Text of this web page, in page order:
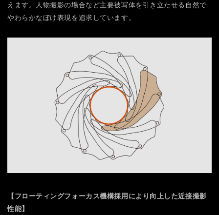
えます。人物撮影の場合など主要被写体を引き立たせる自然で
やわらかなぼけ表現を追求しています。
【フローティングフォーカス機構採用により向上した近接撮影
性能】